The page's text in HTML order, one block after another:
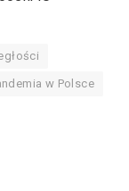
w Polsce